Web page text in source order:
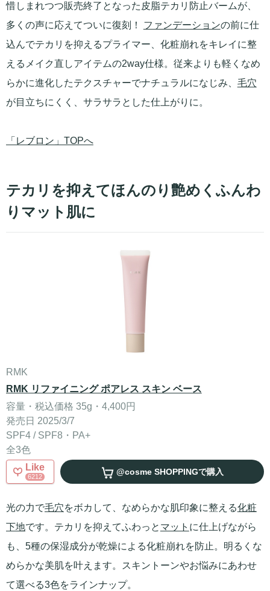
惜しまれつつ販売終了となった皮脂テカリ防止バームが、
多くの声に応えてついに復刻！ ファンデーションの前に仕
込んでテカリを抑えるプライマー、化粧崩れをキレイに整
えるメイク直しアイテムの2way仕様。従来よりも軽くなめ
らかに進化したテクスチャーでナチュラルになじみ、 毛穴
が目立ちにくく、サラサラとした仕上がりに。
「レブロン」TOPへ
テカリを抑えてほんのり艶めくふんわ
りマット肌に
RMK
RMK リファイニング ポアレス スキン ベース
容量・税込価格 35g・4,400円
発売日 2025/3/7
SPF4 / SPF8・PA+
全3色
Like
6212 @cosme SHOPPINGで購入
光の力で毛穴をボカして、なめらかな肌印象に整える化粧
下地です。テカリを抑えてふわっと マット に仕上げながら
も、5種の保湿成分が乾燥による化粧崩れを防止。明るくな
めらかな美肌を叶えます。スキントーンやお悩みにあわせ
て選べる3色をラインナップ。